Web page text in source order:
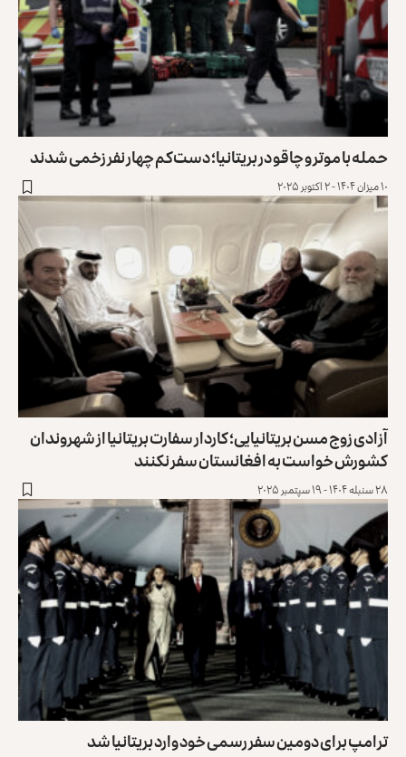
حمله با موتر و چاقو در بریتانیا؛ دست‌کم چهار نفر زخمی شدند
۱۰ میزان ۱۴۰۴ - ۲ اکتوبر ۲۰۲۵
آزادی زوج مسن بریتانیایی؛ کاردار سفارت بریتانیا از شهروندان
کشورش ‏خواست به ‏افغانستان سفر نکنند
۲۸ سنبله ۱۴۰۴ - ۱۹ سپتمبر ۲۰۲۵
ترامپ برای دومین سفر رسمی خود وارد بریتانیا شد